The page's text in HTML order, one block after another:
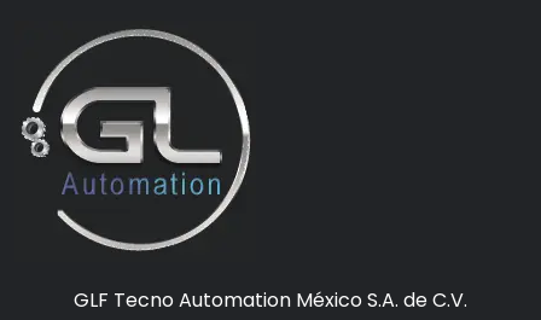
GLF Tecno Automation México S.A. de C.V.